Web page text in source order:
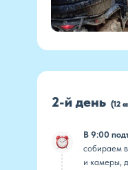
2-й день (12
В 9:00
собираем
и камеры,